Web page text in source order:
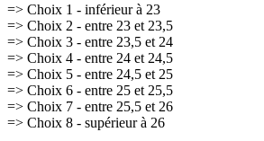
=> Choix 1 - inférieur à 23
=> Choix 2 - entre 23 et 23,5
=> Choix 3 - entre 23,5 et 24
=> Choix 4 - entre 24 et 24,5
=> Choix 5 - entre 24,5 et 25
=> Choix 6 - entre 25 et 25,5
=> Choix 7 - entre 25,5 et 26
=> Choix 8 - supérieur à 26